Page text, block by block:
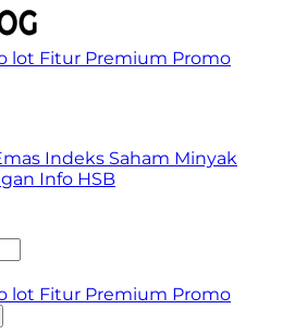
lot Fitur Premium Promo
Indeks Saham Minyak
Info HSB
lot Fitur Premium Promo